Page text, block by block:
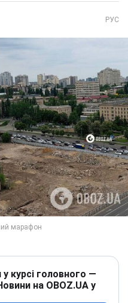
РУС
курсі головного —
на OBOZ.UA у